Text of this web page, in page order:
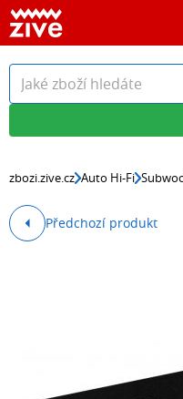
zbozi.zive.cz Auto Hi-Fi
Předchozí produkt